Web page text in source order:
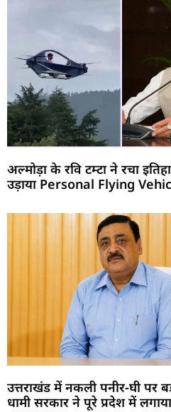
अल्मोड़ा के रवि टम्टा ने रचा
उड़ाया Personal Flying
उत्तराखंड में नकली पनीर-घी पर
धामी सरकार ने पूरे प्रदेश में